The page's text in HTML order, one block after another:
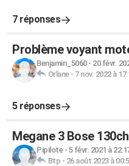
7 réponses
Problème voyant
Benjamin_5060- 20 févr.
Orlane- 7 nov. 2022 à
5 réponses
Megane 3 Bose
Pipilote- 5 févr. 2021 à
Btp - 26 août 2023 à